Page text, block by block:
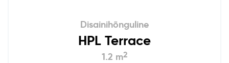
Disainihõnguline
HPL Terrace
1.2 m2